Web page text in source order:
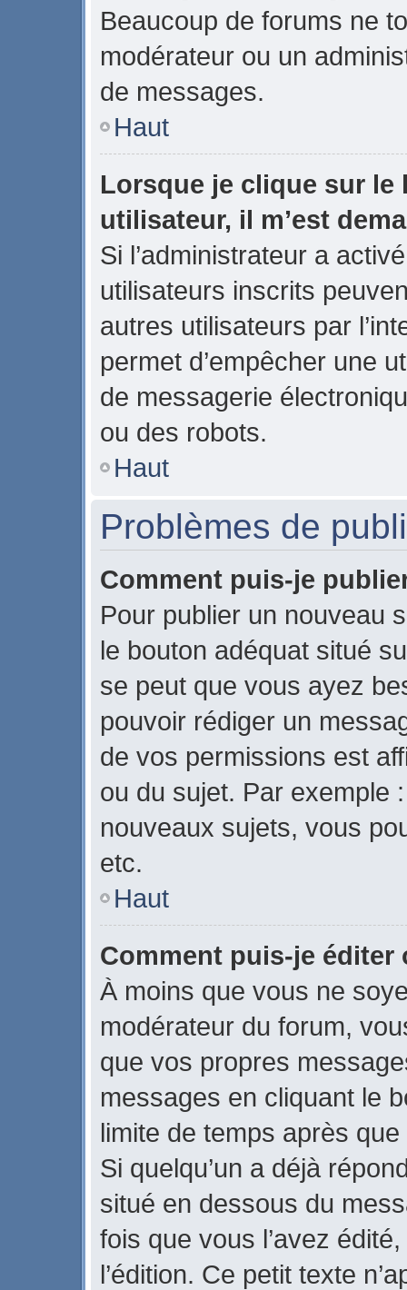
Beaucoup de forums ne
modérateur ou un
de messages.
Haut
Lorsque je clique sur le
utilisateur, il m’est
Si l’administrateur a
utilisateurs inscrits
autres utilisateurs par
permet d’empêcher une
de messagerie
ou des robots.
Haut
Problèmes de
Comment puis-je
Pour publier un nouveau
le bouton adéquat situé
se peut que vous ayez
pouvoir rédiger un
de vos permissions est
ou du sujet. Par exemple
nouveaux sujets, vous
etc.
Haut
Comment puis-je éditer
À moins que vous ne
modérateur du forum,
que vos propres
messages en cliquant le
limite de temps après
Si quelqu’un a déjà
situé en dessous du
fois que vous l’avez
l’édition. Ce petit texte